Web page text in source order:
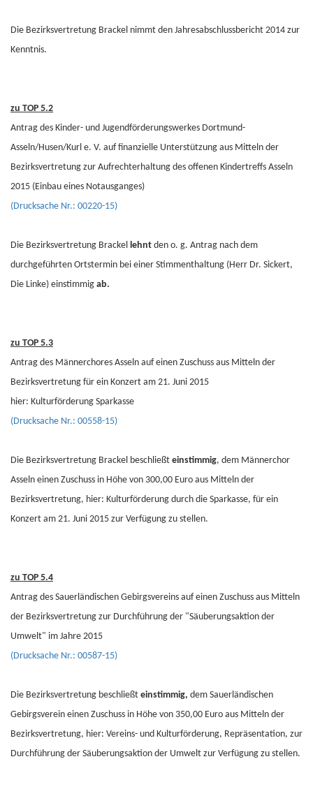
Die Bezirksvertretung Brackel nimmt den Jahresabschlussbericht 2014 zur
Kenntnis.
zu TOP 5.2
Antrag des Kinder- und Jugendförderungswerkes Dortmund-
Asseln/Husen/Kurl e. V. auf finanzielle Unterstützung aus Mitteln der
Bezirksvertretung zur Aufrechterhaltung des offenen Kindertreffs Asseln
2015 (Einbau eines Notausganges)
(Drucksache Nr.: 00220-15)
Die Bezirksvertretung Brackel lehnt den o. g. Antrag nach dem
durchgeführten Ortstermin bei einer Stimmenthaltung (Herr Dr. Sickert,
Die Linke) einstimmig ab.
zu TOP 5.3
Antrag des Männerchores Asseln auf einen Zuschuss aus Mitteln der
Bezirksvertretung für ein Konzert am 21. Juni 2015
hier: Kulturförderung Sparkasse
(Drucksache Nr.: 00558-15)
Die Bezirksvertretung Brackel beschließt einstimmig, dem Männerchor
Asseln einen Zuschuss in Höhe von 300,00 Euro aus Mitteln der
Bezirksvertretung, hier: Kulturförderung durch die Sparkasse, für ein
Konzert am 21. Juni 2015 zur Verfügung zu stellen.
zu TOP 5.4
Antrag des Sauerländischen Gebirgsvereins auf einen Zuschuss aus Mitteln
der Bezirksvertretung zur Durchführung der "Säuberungsaktion der
Umwelt" im Jahre 2015
(Drucksache Nr.: 00587-15)
Die Bezirksvertretung beschließt einstimmig, dem Sauerländischen
Gebirgsverein einen Zuschuss in Höhe von 350,00 Euro aus Mitteln der
Bezirksvertretung, hier: Vereins- und Kulturförderung, Repräsentation, zur
Durchführung der Säuberungsaktion der Umwelt zur Verfügung zu stellen.